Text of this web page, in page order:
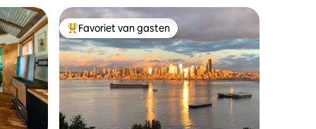
Topfavoriet van gasten
Favoriet van gasten